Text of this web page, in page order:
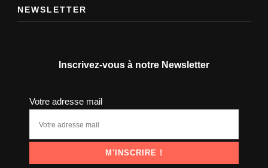
NEWSLETTER
Inscrivez-vous à notre Newsletter
Votre adresse mail